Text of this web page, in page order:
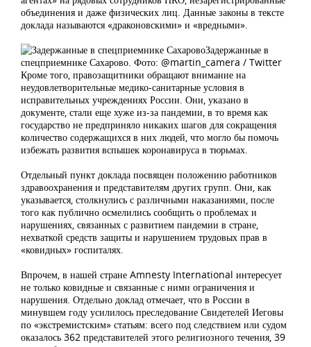
объединения и даже физических лиц. Данные законы в тексте
доклада называются «драконовскими» и «вредными».
Задержанные в
спецприемнике Сахарово. Фото: @martin_camera / Twitter
Кроме того, правозащитники обращают внимание на
неудовлетворительные медико-санитарные условия в
исправительных учреждениях России. Они, указано в
документе, стали еще хуже из-за пандемии, в то время как
государство не предприняло никаких шагов для сокращения
количество содержащихся в них людей, что могло бы помочь
избежать развития вспышек коронавируса в тюрьмах.
Отдельный пункт доклада посвящен положению работников
здравоохранения и представителям других групп. Они, как
указывается, столкнулись с различными наказаниями, после
того как публично осмелились сообщить о проблемах и
нарушениях, связанных с развитием пандемии в стране,
нехваткой средств защиты и нарушением трудовых прав в
«ковидных» госпиталях.
Впрочем, в нашей стране Amnesty International интересует
не только ковидные и связанные с ними ограничения и
нарушения. Отдельно доклад отмечает, что в России в
минувшем году усилилось преследование Свидетелей Иеговы
по «экстремистским» статьям: всего под следствием или судом
оказалось 362 представителей этого религиозного течения, 39